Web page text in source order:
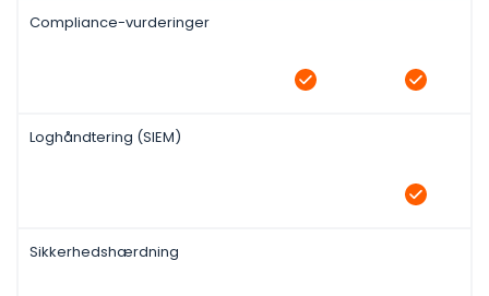
Compliance-vurderinger
Loghåndtering (SIEM)
Sikkerhedshærdning